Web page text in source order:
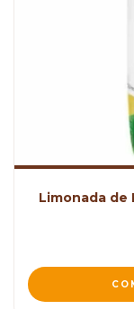
Limonada de